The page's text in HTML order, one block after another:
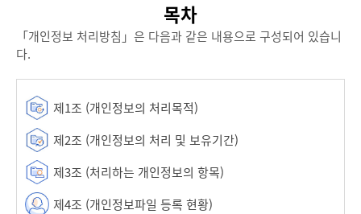
목차
「개인정보 처리방침」은 다음과 같은 내용으로 구성되어 있습니
다.
제1조 (개인정보의 처리목적)
제2조 (개인정보의 처리 및 보유기간)
제3조 (처리하는 개인정보의 항목)
제4조 (개인정보파일 등록 현황)